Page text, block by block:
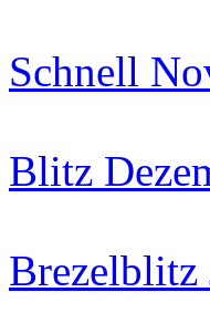
Schnell
Blitz
Brezelblitz